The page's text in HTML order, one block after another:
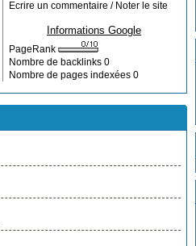
Ecrire un commentaire / Noter le site
Informations Google
PageRank
Nombre de backlinks 0
Nombre de pages indexées 0